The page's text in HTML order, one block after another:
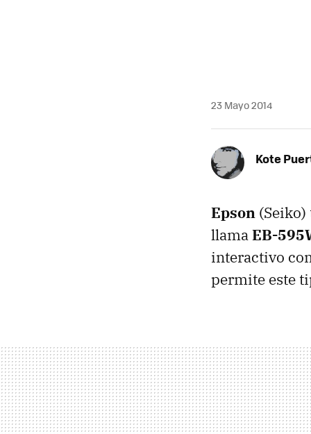
23 Mayo 2014
Kote
Epson
llamaEB-
interactivo
permite este